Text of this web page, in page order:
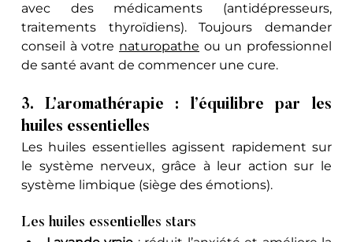
avec des médicaments (antidépresseurs,
traitements thyroïdiens). Toujours demander
conseil à votre naturopathe ou un professionnel
de santé avant de commencer une cure.
3. L’aromathérapie : l’équilibre par les
huiles essentielles
Les huiles essentielles agissent rapidement sur
le système nerveux, grâce à leur action sur le
système limbique (siège des émotions).
Les huiles essentielles stars